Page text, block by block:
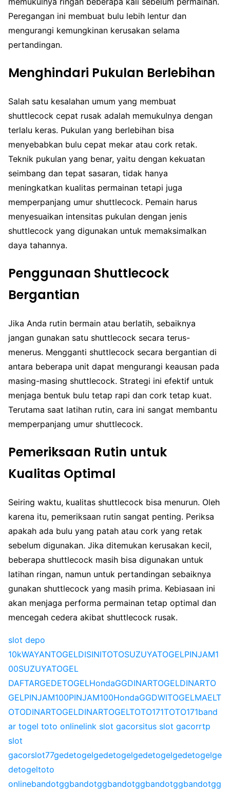
Peregangan ini membuat bulu lebih lentur dan
mengurangi kemungkinan kerusakan selama
pertandingan.
Menghindari Pukulan Berlebihan
Salah satu kesalahan umum yang membuat
shuttlecock cepat rusak adalah memukulnya dengan
terlalu keras. Pukulan yang berlebihan bisa
menyebabkan bulu cepat mekar atau cork retak.
Teknik pukulan yang benar, yaitu dengan kekuatan
seimbang dan tepat sasaran, tidak hanya
meningkatkan kualitas permainan tetapi juga
memperpanjang umur shuttlecock. Pemain harus
menyesuaikan intensitas pukulan dengan jenis
shuttlecock yang digunakan untuk memaksimalkan
daya tahannya.
Penggunaan Shuttlecock
Bergantian
Jika Anda rutin bermain atau berlatih, sebaiknya
jangan gunakan satu shuttlecock secara terus-
menerus. Mengganti shuttlecock secara bergantian di
antara beberapa unit dapat mengurangi keausan pada
masing-masing shuttlecock. Strategi ini efektif untuk
menjaga bentuk bulu tetap rapi dan cork tetap kuat.
Terutama saat latihan rutin, cara ini sangat membantu
memperpanjang umur shuttlecock.
Pemeriksaan Rutin untuk
Kualitas Optimal
Seiring waktu, kualitas shuttlecock bisa menurun. Oleh
karena itu, pemeriksaan rutin sangat penting. Periksa
apakah ada bulu yang patah atau cork yang retak
sebelum digunakan. Jika ditemukan kerusakan kecil,
beberapa shuttlecock masih bisa digunakan untuk
latihan ringan, namun untuk pertandingan sebaiknya
gunakan shuttlecock yang masih prima. Kebiasaan ini
akan menjaga performa permainan tetap optimal dan
mencegah cedera akibat shuttlecock rusak.
slot depo
10kWAYANTOGELDISINITOTOSUZUYATOGELPINJAM1
00SUZUYATOGEL
DAFTARGEDETOGELHondaGGDINARTOGELDINARTO
GELPINJAM100PINJAM100HondaGGDWITOGELMAELT
OTODINARTOGELDINARTOGELTOTO171TOTO171band
ar togel toto onlinelink slot gacorsitus slot gacorrtp
slot
gacorslot77gedetogelgedetogelgedetogelgedetogelge
detogeltoto
onlinebandotggbandotggbandotggbandotggbandotgg